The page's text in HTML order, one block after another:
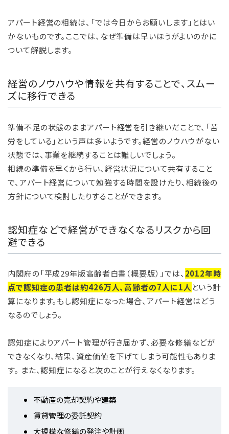
アパート経営の相続は、「では今日からお願いします」とはい
かないものです。ここでは、なぜ準備は早いほうがよいのかに
ついて解説します。
経営のノウハウや情報を共有することで、スムー
ズに移行できる
準備不足の状態のままアパート経営を引き継いだことで、「苦
労をしている」という声は多いようです。経営のノウハウがない
状態では、事業を継続することは難しいでしょう。
相続の準備を早くから行い、経営状況について共有すること
で、アパート経営について勉強する時間を設けたり、相続後の
方針について検討したりすることができます。
認知症などで経営ができなくなるリスクから回
避できる
内閣府の「平成29年版高齢者白書（概要版）」では、 2012年時
点で認知症の患者は約426万人、高齢者の7人に1人 という計
算になります。もし認知症になった場合、アパート経営はどう
なるのでしょう。
認知症によりアパート管理が行き届かず、必要な修繕などが
できなくなり、結果、資産価値を下げてしまう可能性もありま
す。 また、認知症になると次のことが行えなくなります。
不動産の売却契約や建築
賃貸管理の委託契約
大規模な修繕の発注や計画